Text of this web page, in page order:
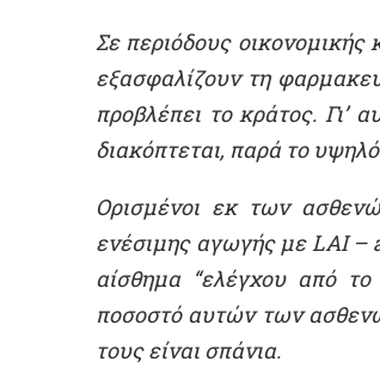
Σε περιόδους οικονομικής
εξασφαλίζουν τη
προβλέπει το κράτος.
διακόπτεται, παρά το
Ορισμένοι εκ των
ενέσιμης αγωγής με LAI –
αίσθημα “ελέγχου από
ποσοστό αυτών των
τους είναι σπάνια.